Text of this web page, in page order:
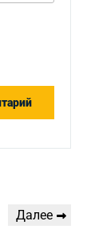
Следующая
Далее